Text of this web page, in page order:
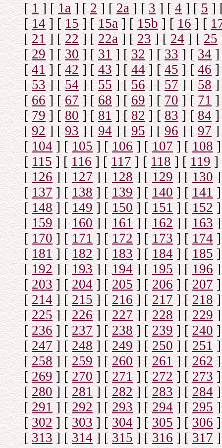
[1] [1а] [2] [2а] [3] [4] [5]
[14] [15] [15a] [15b] [16] [
[21] [22 ] [22a] [23] [24] [25
[29] [30] [31] [32] [33] [34]
[41] [42] [43] [44] [45] [46]
[53] [54] [55] [56] [57] [58]
[66] [67] [68] [69] [70] [71]
[79] [80] [81] [82] [83] [84]
[92] [93] [94] [95] [96] [97]
[104] [105] [106] [107] [108]
[115] [116] [117] [118] [119]
[126] [127] [128] [129] [130]
[137] [138] [139] [140] [141]
[148] [149] [150] [151] [152]
[159] [160] [161] [162] [ 163]
[170] [171] [172] [173] [174]
[181] [182] [183] [184] [185]
[192] [193] [194] [195] [196]
[203] [204] [205] [206] [207]
[214] [215] [216] [217] [ 218]
[225] [226] [227] [228] [229]
[236] [237] [238] [239] [240]
[247] [248] [249] [250] [251]
[258] [259] [260] [261] [262]
[269] [270] [271] [272] [273]
[280] [281] [282] [283] [284]
[291] [292] [293] [294] [ 295]
[302] [303] [304] [305] [306]
[313] [314] [315] [316] [317]